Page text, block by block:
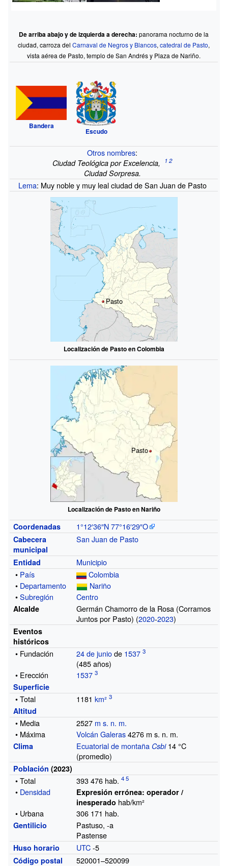
De arriba abajo y de izquierda a derecha: panorama nocturno de la
ciudad, carroza delCarnaval de Negros y Blancos,catedral de Pasto,
vista aérea de Pasto, templo de San Andrés y Plaza de Nariño.
Bandera
Escudo
Otros nombres:
Ciudad Teológica por Excelencia,
Ciudad Sorpresa.
Lema: Muy noble y muy leal ciudad de San Juan de Pasto
Pasto
Localización de Pasto en Colombia
Pasto
Localización de Pasto en Nariño
Coordenadas 1°12′36″N77°16′29″O
Cabecera
municipal
San Juan de Pasto
Entidad
Municipio
• País
Colombia
• Departamento
Nariño
•Subregión Centro
Alcalde
Germán Chamorro de la Rosa (Corramos
Juntos por Pasto) (2020-2023)
Eventos
históricos
• Fundación 24 de juniode 1537
(485 años)
• Erección
1537
Superficie
• Total 1181km²
Altitud
• Media 2527 m s. n. m.
• Máxima
Volcán Galeras4276 m s. n. m.
Clima Ecuatorial de montaña Csbi14 °C
(promedio)
Población (2023)
• Total 393 476 hab.
• Densidad
Expresión errónea: operador /
inesperado hab/km²
• Urbana
306 171 hab.
Gentilicio
Pastuso, -a
Pastense
Huso horario UTC-5
Código postal 520001–520099